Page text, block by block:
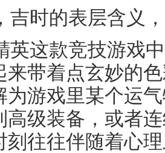
吉时的表层含义
英这款竞技游戏
来带着点玄妙的
为游戏里某个运
高级装备，或者
刻往往伴随着心